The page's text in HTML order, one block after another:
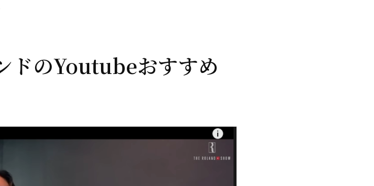
ドのYoutubeおすすめ